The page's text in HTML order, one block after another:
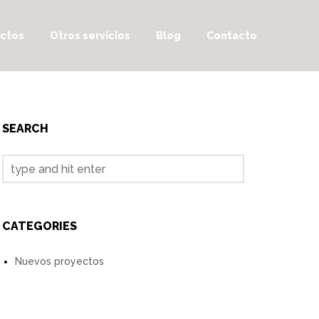
Otros servicios Blog Contacto
SEARCH
CATEGORIES
Nuevos proyectos